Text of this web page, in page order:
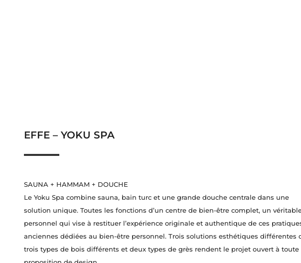
EFFE – YOKU SPA
SAUNA + HAMMAM + DOUCHE
Le Yoku Spa combine sauna, bain turc et une grande douche centrale dans une
solution unique. Toutes les fonctions d’un centre de bien-être complet, un
personnel qui vise à restituer l’expérience originale et authentique de ces
anciennes dédiées au bien-être personnel. Trois solutions esthétiques différentes
trois types de bois différents et deux types de grès rendent le projet ouvert à toute